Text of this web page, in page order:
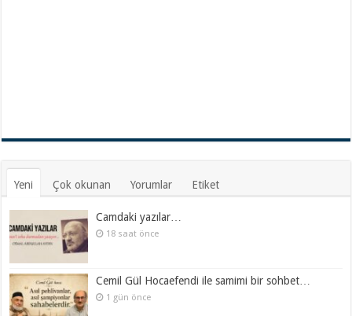
Yeni Çok okunan Yorumlar Etiket
Camdaki yazılar…
18 saat önce
Cemil Gül Hocaefendi ile samimi bir sohbet…
1 gün önce